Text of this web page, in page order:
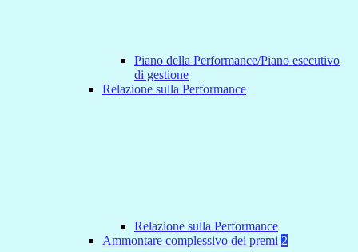
Piano della Performance/Piano esecutivo
di gestione
Relazione sulla Performance
Relazione sulla Performance
Ammontare complessivo dei premi 2